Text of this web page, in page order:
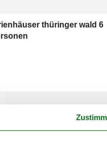
thüringer wald 6
ferienwohnung